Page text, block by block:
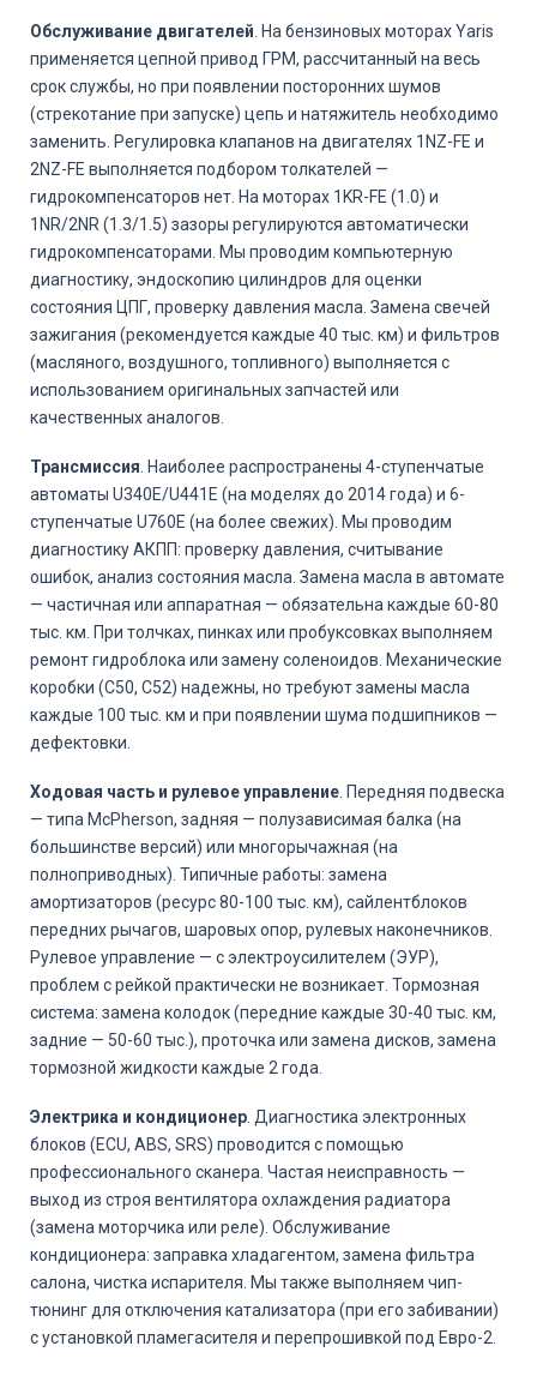
Обслуживание двигателей . На бензиновых моторах Yaris
применяется цепной привод ГРМ, рассчитанный на весь
срок службы, но при появлении посторонних шумов
(стрекотание при запуске) цепь и натяжитель необходимо
заменить. Регулировка клапанов на двигателях 1NZ-FE и
2NZ-FE выполняется подбором толкателей —
гидрокомпенсаторов нет. На моторах 1KR-FE (1.0) и
1NR/2NR (1.3/1.5) зазоры регулируются автоматически
гидрокомпенсаторами. Мы проводим компьютерную
диагностику, эндоскопию цилиндров для оценки
состояния ЦПГ, проверку давления масла. Замена свечей
зажигания (рекомендуется каждые 40 тыс. км) и фильтров
(масляного, воздушного, топливного) выполняется с
использованием оригинальных запчастей или
качественных аналогов.
Трансмиссия . Наиболее распространены 4-ступенчатые
автоматы U340E/U441E (на моделях до 2014 года) и 6-
ступенчатые U760E (на более свежих). Мы проводим
диагностику АКПП: проверку давления, считывание
ошибок, анализ состояния масла. Замена масла в автомате
— частичная или аппаратная — обязательна каждые 60-80
тыс. км. При толчках, пинках или пробуксовках выполняем
ремонт гидроблока или замену соленоидов. Механические
коробки (C50, C52) надежны, но требуют замены масла
каждые 100 тыс. км и при появлении шума подшипников —
дефектовки.
Ходовая часть и рулевое управление . Передняя подвеска
— типа McPherson, задняя — полузависимая балка (на
большинстве версий) или многорычажная (на
полноприводных). Типичные работы: замена
амортизаторов (ресурс 80-100 тыс. км), сайлентблоков
передних рычагов, шаровых опор, рулевых наконечников.
Рулевое управление — с электроусилителем (ЭУР),
проблем с рейкой практически не возникает. Тормозная
система: замена колодок (передние каждые 30-40 тыс. км,
задние — 50-60 тыс.), проточка или замена дисков, замена
тормозной жидкости каждые 2 года.
Электрика и кондиционер . Диагностика электронных
блоков (ECU, ABS, SRS) проводится с помощью
профессионального сканера. Частая неисправность —
выход из строя вентилятора охлаждения радиатора
(замена моторчика или реле). Обслуживание
кондиционера: заправка хладагентом, замена фильтра
салона, чистка испарителя. Мы также выполняем чип-
тюнинг для отключения катализатора (при его забивании)
с установкой пламегасителя и перепрошивкой под Евро-2.